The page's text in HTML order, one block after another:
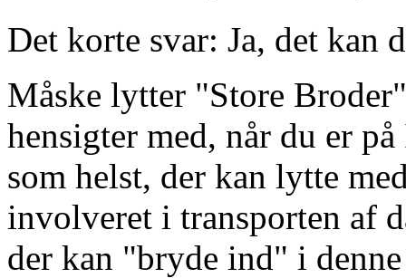
Det korte svar: Ja, det kan
Måske lytter "Store
hensigter med, når du er
som helst, der kan lytte
involveret i transporten af
der kan "bryde ind" i